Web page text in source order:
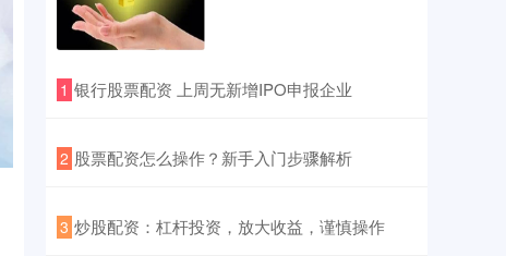
1 ​银行股票配资 上周无新增IPO申报企业
2 ​股票配资怎么操作？新手入门步骤解析
3 ​炒股配资：杠杆投资，放大收益，谨慎操作